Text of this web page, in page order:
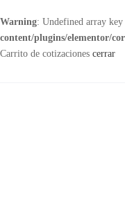
Warning: Undefined array
content/plugins/elementor/
Carrito de cotizaciones cerrar